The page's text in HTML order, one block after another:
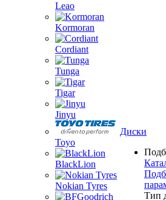
Leao
Kormoran
Cordiant
Tunga
Tigar
Jinyu
Toyo
BlackLion
Nokian Tyres
Диски
Тип